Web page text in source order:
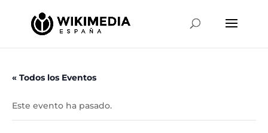
« Todos los Eventos
Este evento ha pasado.